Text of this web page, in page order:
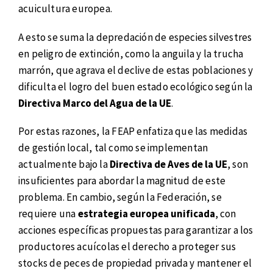
acuicultura europea.
A esto se suma la depredación de especies silvestres
en peligro de extinción, como la anguila y la trucha
marrón, que agrava el declive de estas poblaciones y
dificulta el logro del buen estado ecológico según la
Directiva Marco del Agua de la UE.
Por estas razones, la FEAP enfatiza que las medidas
de gestión local, tal como se implementan
actualmente bajo laDirectiva de Aves de la UE, son
insuficientes para abordar la magnitud de este
problema. En cambio, según la Federación, se
requiere unaestrategia europea unificada, con
acciones específicas propuestas para garantizar a los
productores acuícolas el derecho a proteger sus
stocks de peces de propiedad privada y mantener el